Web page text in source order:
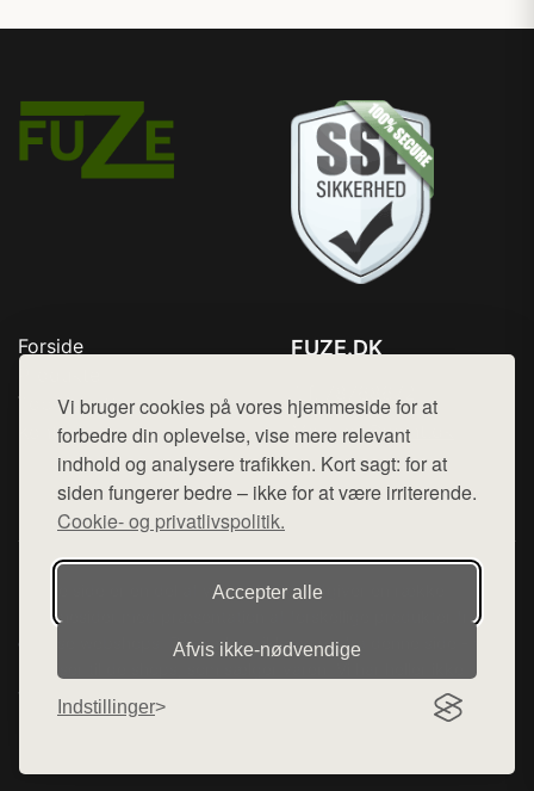
Vi bruger cookies på vores hjemmeside for at
forbedre din oplevelse, vise mere relevant
indhold og analysere trafikken. Kort sagt: for at
siden fungerer bedre – ikke for at være irriterende.
Cookie- og privatlivspolitik.
Accepter alle
Afvis ikke‑nødvendige
Indstillinger
Forside
Top Rabatter
Kontakt
FUZE.DK
Mail: hej@want.dk
Cookie- og privatlivspolitik
Denne side er en del af want.dk, der udgiver en række
hjemmesider med præsentation af forskellige produkter fra
diverse webshops. Der sælges ikke varer fra denne side - vi
henviser til de shops, som sælger varen. Vi har heller ikke
varerne på lager.